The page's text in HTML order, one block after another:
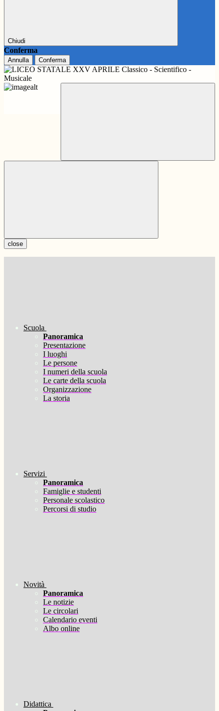
Chiudi
Conferma
Annulla Conferma
close
Scuola
Panoramica
Presentazione
I luoghi
Le persone
I numeri della scuola
Le carte della scuola
Organizzazione
La storia
Servizi
Panoramica
Famiglie e studenti
Personale scolastico
Percorsi di studio
Novità
Panoramica
Le notizie
Le circolari
Calendario eventi
Albo online
Didattica